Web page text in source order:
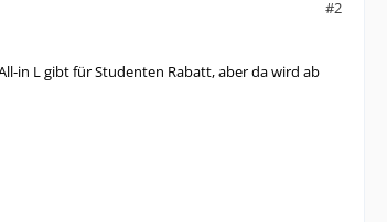
#2
in L gibt für Studenten Rabatt, aber da wird ab